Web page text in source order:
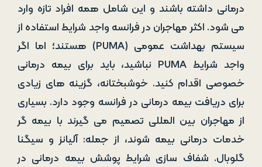
درمانی داشته باشند و این شامل همه افراد تازه وارد
می شود. اکثر مهاجران در فرانسه واجد شرایط استفاده از
سیستم بهداشت عمومی (PUMA) هستند؛ اما اگر
واجد شرایط PUMA نباشید، باید برای بیمه درمانی
خصوصی اقدام کنید. خوشبختانه، گزینه های زیادی
برای دریافت بیمه درمانی در فرانسه وجود دارد. بسیاری
از مهاجران بین المللی تصمیم می گیرند با بیمه گر
خدمات درمانی بیمه شوند، از جمله: آلیانز و سیگنا
گلوبال. شفاف سازی شرایط پوشش بیمه درمانی در